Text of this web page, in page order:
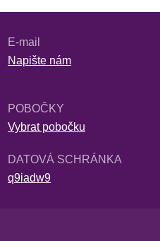
E-mail
Napište nám
POBOČKY
Vybrat pobočku
DATOVÁ SCHRÁNKA
q9iadw9